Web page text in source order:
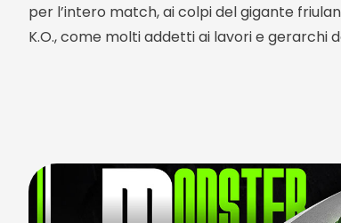
per l’intero match, ai colpi del gigante
K.O., come molti addetti ai lavori e gerarchi